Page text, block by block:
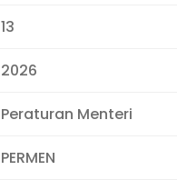
13
2026
Peraturan Menteri
PERMEN